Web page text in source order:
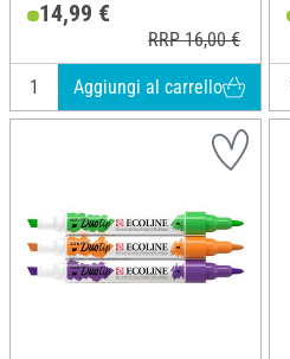
14,99 €
RRP 16,00 €
Aggiungi al carrello